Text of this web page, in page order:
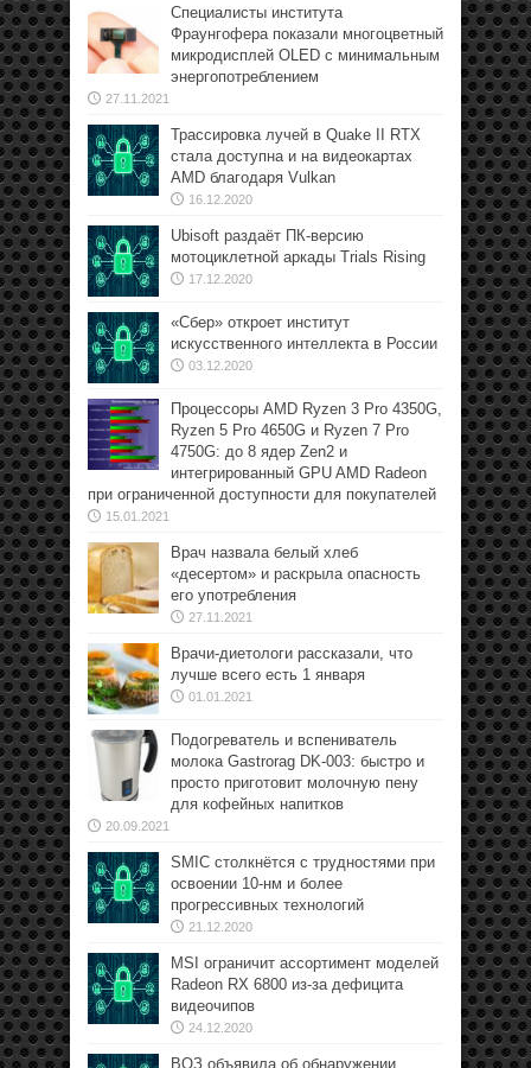
Специалисты института
Фраунгофера показали многоцветный
микродисплей OLED с минимальным
энергопотреблением
27.11.2021
Трассировка лучей в Quake II RTX
стала доступна и на видеокартах
AMD благодаря Vulkan
16.12.2020
Ubisoft раздаёт ПК-версию
мотоциклетной аркады Trials Rising
17.12.2020
«Сбер» откроет институт
искусственного интеллекта в России
03.12.2020
Процессоры AMD Ryzen 3 Pro 4350G,
Ryzen 5 Pro 4650G и Ryzen 7 Pro
4750G: до 8 ядер Zen2 и
интегрированный GPU AMD Radeon
при ограниченной доступности для покупателей
15.01.2021
Врач назвала белый хлеб
«десертом» и раскрыла опасность
его употребления
27.11.2021
Врачи-диетологи рассказали, что
лучше всего есть 1 января
01.01.2021
Подогреватель и вспениватель
молока Gastrorag DK-003: быстро и
просто приготовит молочную пену
для кофейных напитков
20.09.2021
SMIC столкнётся с трудностями при
освоении 10-нм и более
прогрессивных технологий
21.12.2020
MSI ограничит ассортимент моделей
Radeon RX 6800 из-за дефицита
видеочипов
24.12.2020
ВОЗ объявила об обнаружении